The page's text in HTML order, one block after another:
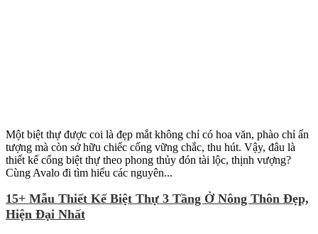
Một biệt thự được coi là đẹp mắt không chỉ có hoa văn, phào chỉ ấn
tượng mà còn sở hữu chiếc cổng vững chắc, thu hút. Vậy, đâu là
thiết kế cổng biệt thự theo phong thủy đón tài lộc, thịnh vượng?
Cùng Avalo đi tìm hiểu các nguyên...
15+ Mẫu Thiết Kế Biệt Thự 3 Tầng Ở Nông Thôn Đẹp,
Hiện Đại Nhất